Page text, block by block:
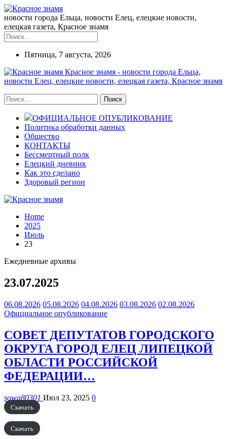
новости города Ельца, новости Елец, елецкие новости,
елецкая газета, Красное знамя
Пятница, 7 августа, 2026
Красное знамя - новости города Ельца,
новости Елец, елецкие новости, елецкая газета, Красное знамя
ОФИЦИАЛЬНОЕ ОПУБЛИКОВАНИЕ
Политика обработки данных
Общество
КОНТАКТЫ
Бессмертный полк
Елецкий дневник
Как это сделано
Здоровый регион
Home
2025
Июль
23
Ежедневные архивы
23.07.2025
06.08.2026 05.08.2026 04.08.2026 03.08.2026 02.08.2026
Официальное опубликование
СОВЕТ ДЕПУТАТОВ ГОРОДСКОГО
ОКРУГА ГОРОД ЕЛЕЦ ЛИПЕЦКОЙ
ОБЛАСТИ РОССИЙСКОЙ
ФЕДЕРАЦИИ…
sowa80301 Июл 23, 2025 0
Скачать
Скачать